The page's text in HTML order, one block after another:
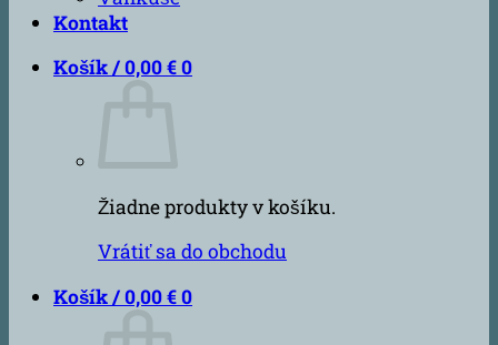
Kontakt
Košík /0,00€0
Žiadne produkty v košíku.
Vrátiť sa do obchodu
Košík /0,00€0